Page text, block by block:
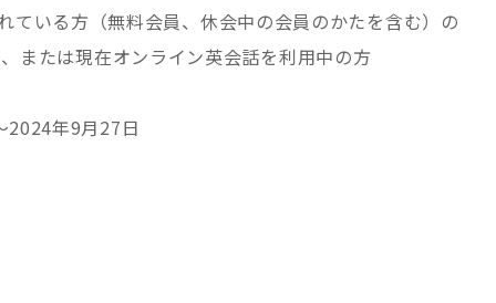
いる方（無料会員、休会中の会員のかたを含む）の
または現在オンライン英会話を利用中の方
2024年9月27日